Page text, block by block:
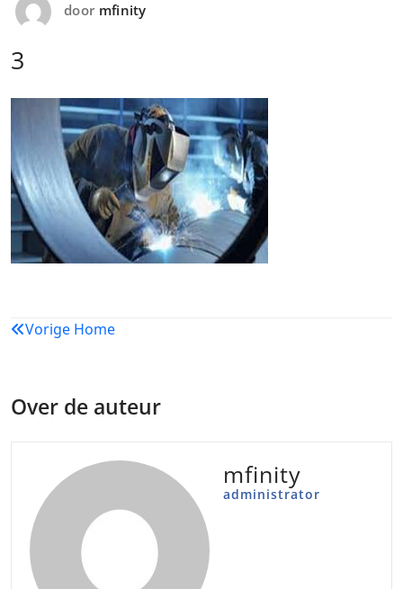
door mfinity
3
Bericht
Vorige Home
Over de auteur
mfinity
administrator